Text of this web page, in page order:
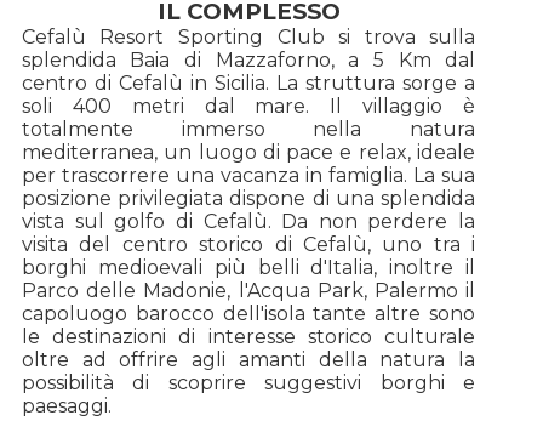
IL COMPLESSO
Cefalù Resort Sporting Club si trova sulla
splendida Baia di Mazzaforno, a 5 Km dal
centro di Cefalù in Sicilia. La struttura sorge a
soli 400 metri dal mare. Il villaggio è
totalmente immerso nella natura
mediterranea, un luogo di pace e relax, ideale
per trascorrere una vacanza in famiglia. La sua
posizione privilegiata dispone di una splendida
vista sul golfo di Cefalù. Da non perdere la
visita del centro storico di Cefalù, uno tra i
borghi medioevali più belli d'Italia, inoltre il
Parco delle Madonie, l'Acqua Park, Palermo il
capoluogo barocco dell'isola tante altre sono
le destinazioni di interesse storico culturale
oltre ad offrire agli amanti della natura la
possibilità di scoprire suggestivi borghi e
paesaggi.